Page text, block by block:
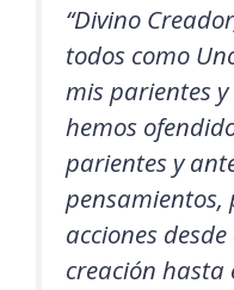
“Divino
todos como
mis parientes
hemos
parientes y
pensamientos,
acciones
creación hasta